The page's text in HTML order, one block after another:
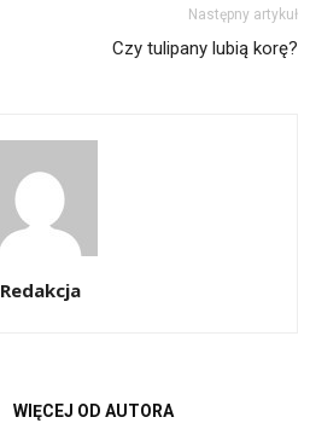
Następny artykuł
Czy tulipany lubią korę?
Redakcja
WIĘCEJ OD AUTORA